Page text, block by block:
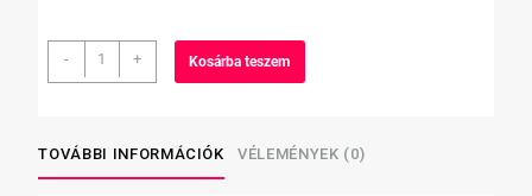
-
Protect
rágcsálóirtó
gramm
mennyiség
+ Kosárba teszem
TOVÁBBI INFORMÁCIÓK VÉLEMÉNYEK (0)